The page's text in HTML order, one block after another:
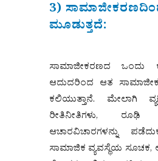
3)
ಮೂಡುತ್ತದೆ:
ಸಾಮಾಜೀಕರಣದ ಒಂದು
ಆದುದರಿಂದ ಆತ
ಕಲಿಯುತ್ತಾನೆ. ಮೇಲಾಗಿ
ರೀತಿನೀತಿಗಳು, ರೂಢಿ
ಆಚಾರವಿಚಾರಗಳನ್ನು
ಸಾಮಾಜಿಕ ವ್ಯವಸ್ಥೆಯ ಸೂಚಕ,